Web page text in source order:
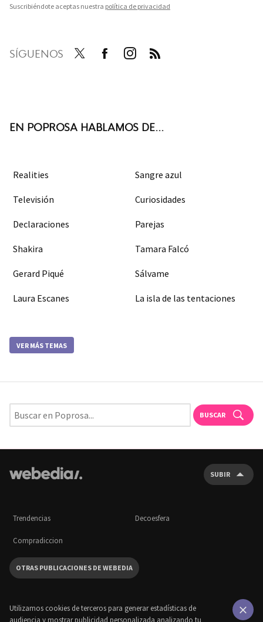
Suscribiéndote aceptas nuestra política de privacidad
SÍGUENOS
EN POPROSA HABLAMOS DE...
Realities Sangre azul
Televisión Curiosidades
Declaraciones Parejas
Shakira Tamara Falcó
Gerard Piqué Sálvame
Laura Escanes La isla de las tentaciones
VER MÁS TEMAS
BUSCAR
SUBIR
Trendencias Decoesfera
Compradiccion
OTRAS PUBLICACIONES DE WEBEDIA
Utilizamos cookies de terceros para generar estadísticas de
audiencia y mostrar publicidad personalizada analizando tu